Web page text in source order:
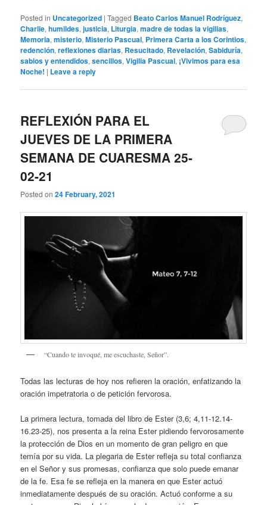
Posted in Uncategorized |Tagged Beato Carlos Manuel Rodríguez,
Charlie,humildes,justicia, Liturgia,madre de todas la vigilias,
Memoria,misterio,Misterio Pascual, Primera Carta a los Corintios,
redención,reflexiones diarias, Resucitado, Revelación,Sabiduría,
sabios y entendidos,sencillos,Vigilia Pascual, ¡Vivimos para esa
Noche! | Leave a reply
REFLEXIÓN PARA EL
JUEVES DE LA PRIMERA
SEMANA DE CUARESMA 25-
02-21
Posted on24 February, 2021
“Cuando te invoqué, me escuchaste, Señor”.
Todas las lecturas de hoy nos refieren la oración, enfatizando la
oración impetratoria o de petición fervorosa.
La primera lectura, tomada del libro de Ester (3,6; 4,11-12.14-
16.23-25), nos presenta a la reina Ester pidiendo fervorosamente
la protección de Dios en un momento de gran peligro en que
temía por su vida. La plegaria de Ester refleja su total confianza
en el Señor y sus promesas, confianza que solo puede emanar
de la fe. Esa fe se refleja en la manera en que Ester actuó
inmediatamente después de su oración. Actuó conforme a su